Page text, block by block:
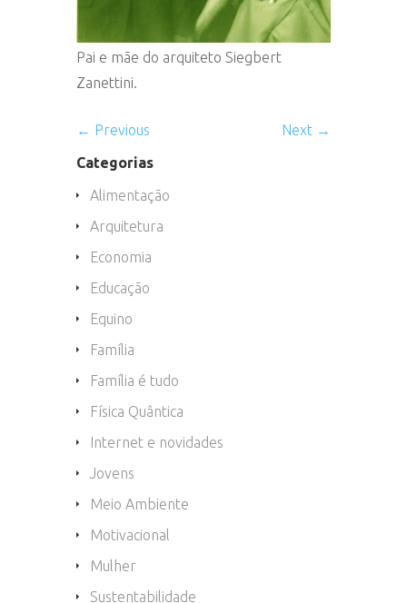
Pai e mãe do arquiteto Siegbert
Zanettini.
← Previous
Next →
Categorias
Alimentação
Arquitetura
Economia
Educação
Equino
Família
Família é tudo
Física Quântica
Internet e novidades
Jovens
Meio Ambiente
Motivacional
Mulher
Sustentabilidade